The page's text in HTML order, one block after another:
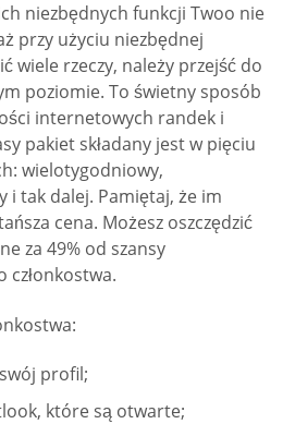
niezbędnych funkcji Twoo nie
przy użyciu niezbędnej
wiele rzeczy, należy przejść do
poziomie. To świetny sposób
internetowych randek i
pakiet składany jest w pięciu
wielotygodniowy,
i tak dalej. Pamiętaj, że im
cena. Możesz oszczędzić
za 49% od szansy
członkostwa.
profil;
które są otwarte;